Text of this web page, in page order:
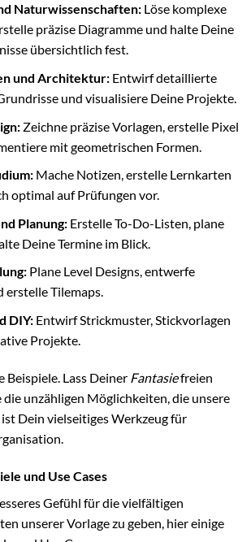
Naturwissenschaften:Löse komplexe
präzise Diagramme und halte Deine
übersichtlich fest.
und Architektur:Entwirf detaillierte
und visualisiere Deine Projekte.
Zeichne präzise Vorlagen, erstelle Pixel
mit geometrischen Formen.
Mache Notizen, erstelle Lernkarten
optimal auf Prüfungen vor.
Planung:Erstelle To-Do-Listen, plane
Deine Termine im Blick.
Plane Level Designs, entwerfe
erstelle Tilemaps.
DIY:Entwirf Strickmuster, Stickvorlagen
Projekte.
Beispiele. Lass Deiner Fantasiefreien
die unzähligen Möglichkeiten, die unsere
Dein vielseitiges Werkzeug für
und Use Cases
Gefühl für die vielfältigen
unserer Vorlage zu geben, hier einige